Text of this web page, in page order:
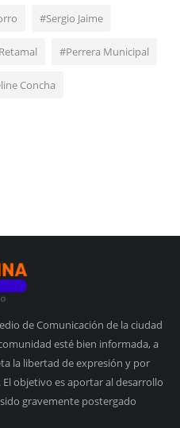
#Sergio Jaime
#Perrera Municipal
Concha
de Comunicación de la ciudad
esté bien informada, a
la libertad de expresión y por
objetivo es aportar al desarrollo
gravemente postergado